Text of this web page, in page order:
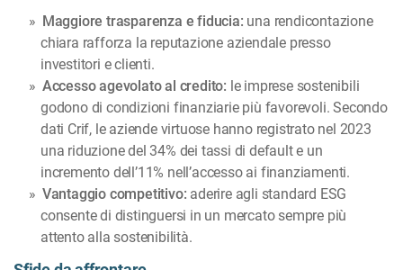
Maggiore trasparenza e fiducia: una rendicontazione
chiara rafforza la reputazione aziendale presso
investitori e clienti.
Accesso agevolato al credito: le imprese sostenibili
godono di condizioni finanziarie più favorevoli. Secondo
dati Crif, le aziende virtuose hanno registrato nel 2023
una riduzione del 34% dei tassi di default e un
incremento dell’11% nell’accesso ai finanziamenti.
Vantaggio competitivo: aderire agli standard ESG
consente di distinguersi in un mercato sempre più
attento alla sostenibilità.